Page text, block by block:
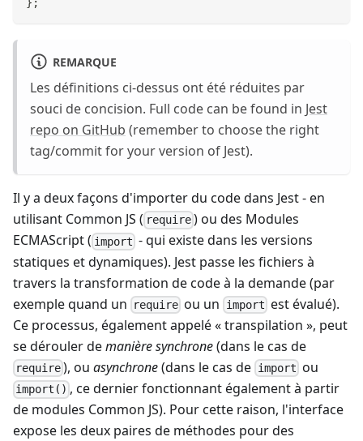
REMARQUE
Les définitions ci-dessus ont été réduites par
souci de concision. Full code can be found in Jest
repo on GitHub (remember to choose the right
tag/commit for your version of Jest).
Il y a deux façons d'importer du code dans Jest - en
utilisant Common JS ( require ) ou des Modules
ECMAScript ( import - qui existe dans les versions
statiques et dynamiques). Jest passe les fichiers à
travers la transformation de code à la demande (par
exemple quand un
require ou un import est évalué).
Ce processus, également appelé « transpilation », peut
se dérouler demanière synchrone(dans le cas de
require ), ouasynchrone(dans le cas de import ou
import() , ce dernier fonctionnant également à partir
de modules Common JS). Pour cette raison, l'interface
expose les deux paires de méthodes pour des